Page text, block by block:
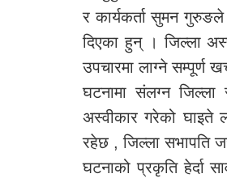
र कार्यकर्ता सुमन गुरुङले
दिएका हुन् । जिल्ला
उपचारमा लाग्ने सम्पूर्ण
घटनामा संलग्न जिल्ला
अस्वीकार गरेको घाइते
रहेछ , जिल्ला सभापति
घटनाको प्रकृति हेर्दा